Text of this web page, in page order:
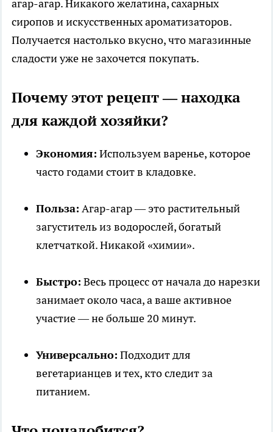
агар-агар. Никакого желатина, сахарных
сиропов и искусственных ароматизаторов.
Получается настолько вкусно, что магазинные
сладости уже не захочется покупать.
Почему этот рецепт — находка
для каждой хозяйки?
Экономия: Используем варенье, которое
часто годами стоит в кладовке.
Польза: Агар-агар — это растительный
загуститель из водорослей, богатый
клетчаткой. Никакой «химии».
Быстро: Весь процесс от начала до нарезки
занимает около часа, а ваше активное
участие — не больше 20 минут.
Универсально: Подходит для
вегетарианцев и тех, кто следит за
питанием.